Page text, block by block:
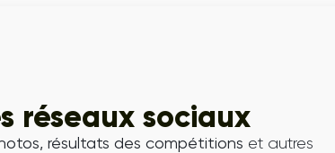
réseaux sociaux
résultats des compétitions et autres